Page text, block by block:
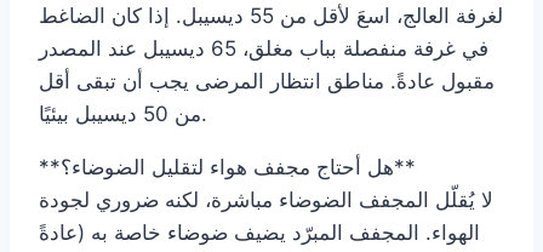
لغرفة العالج، اسعَ لأقل من 55 ديسيبل. إذا كان الضاغط
في غرفة منفصلة بباب مغلق، 65 ديسيبل عند المصدر
مقبول عادةً. مناطق انتظار المرضى يجب أن تبقى أقل
من 50 ديسيبل بيئيًا.
**هل أحتاج مجفف هواء لتقليل الضوضاء؟**
لا يُقلّل المجفف الضوضاء مباشرة، لكنه ضروري لجودة
الهواء. المجفف المبرّد يضيف ضوضاء خاصة به (عادةً